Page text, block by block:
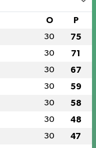
O P
30 75
30 71
30 67
30 59
30 58
30 48
30 47